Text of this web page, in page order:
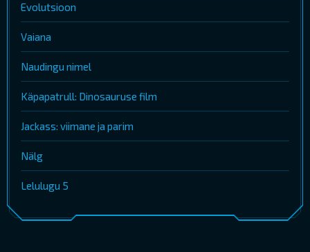
Evolutsioon
Vaiana
Naudingu nimel
Käpapatrull: Dinosauruse film
Jackass: viimane ja parim
Nälg
Lelulugu 5